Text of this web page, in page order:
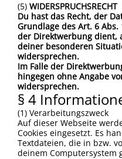
(5) WIDERSPRUCHSRECHT
Du hast das Recht, der
Grundlage des Art. 6
der Direktwerbung dient,
deiner besonderen
widersprechen.
Im Falle der
hingegen ohne Angabe
widersprechen.
§ 4
(1) Verarbeitungszweck
Auf dieser Webseite
Cookies eingesetzt. Es
Textdateien, die in bzw.
deinem Computersystem